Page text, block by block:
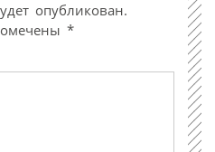
опубликован.
*